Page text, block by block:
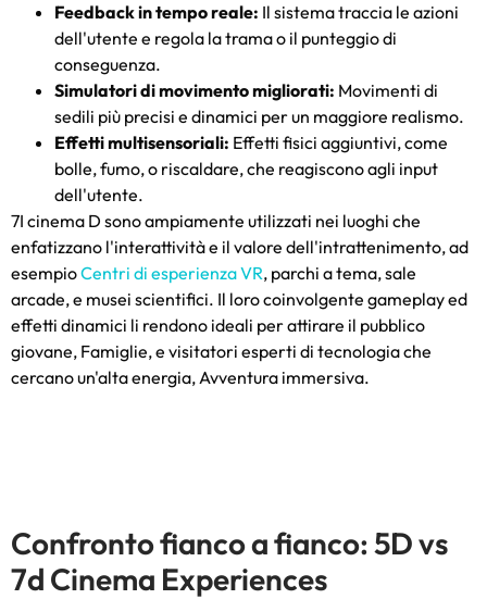
Feedback in tempo reale: Il sistema traccia le azioni
dell'utente e regola la trama o il punteggio di
conseguenza.
Simulatori di movimento migliorati: Movimenti di
sedili più precisi e dinamici per un maggiore realismo.
Effetti multisensoriali: Effetti fisici aggiuntivi, come
bolle, fumo, o riscaldare, che reagiscono agli input
dell'utente.
7I cinema D sono ampiamente utilizzati nei luoghi che
enfatizzano l'interattività e il valore dell'intrattenimento, ad
esempioCentri di esperienza VR, parchi a tema, sale
arcade, e musei scientifici. Il loro coinvolgente gameplay ed
effetti dinamici li rendono ideali per attirare il pubblico
giovane, Famiglie, e visitatori esperti di tecnologia che
cercano un'alta energia, Avventura immersiva.
Confronto fianco a fianco: 5D vs
7d Cinema Experiences